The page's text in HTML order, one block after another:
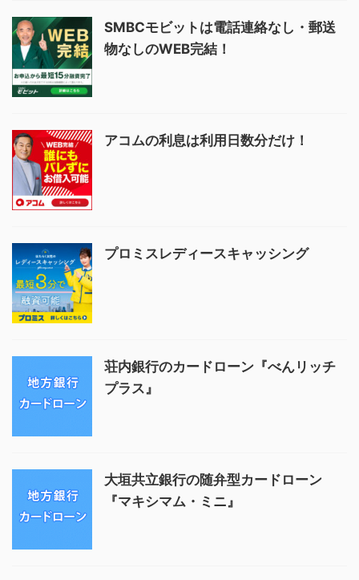
SMBCモビットは電話連絡なし・郵送
物なしのWEB完結！
アコムの利息は利用日数分だけ！
プロミスレディースキャッシング
荘内銀行のカードローン『べんリッチ
プラス』
大垣共立銀行の随弁型カードローン
『マキシマム・ミニ』